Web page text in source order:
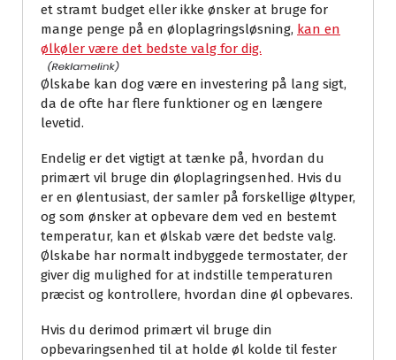
et stramt budget eller ikke ønsker at bruge for
mange penge på en øloplagringsløsning, kan en
ølkøler være det bedste valg for dig.
Ølskabe kan dog være en investering på lang sigt,
da de ofte har flere funktioner og en længere
levetid.
Endelig er det vigtigt at tænke på, hvordan du
primært vil bruge din øloplagringsenhed. Hvis du
er en ølentusiast, der samler på forskellige øltyper,
og som ønsker at opbevare dem ved en bestemt
temperatur, kan et ølskab være det bedste valg.
Ølskabe har normalt indbyggede termostater, der
giver dig mulighed for at indstille temperaturen
præcist og kontrollere, hvordan dine øl opbevares.
Hvis du derimod primært vil bruge din
opbevaringsenhed til at holde øl kolde til fester